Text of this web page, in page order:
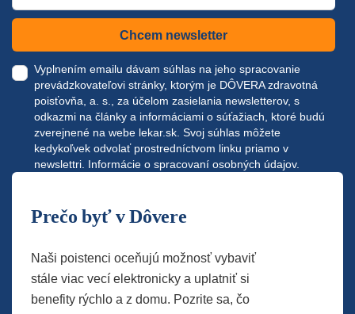
Chcem newsletter
Vyplnením emailu dávam súhlas na jeho spracovanie
prevádzkovateľovi stránky, ktorým je DÔVERA zdravotná
poisťovňa, a. s., za účelom zasielania newsletterov, s
odkazmi na články a informáciami o súťažiach, ktoré budú
zverejnené na webe lekar.sk. Svoj súhlas môžete
kedykoľvek odvolať prostredníctvom linku priamo v
newslettri. Informácie o spracovaní osobných údajov.
Prečo byť v Dôvere
Naši poistenci oceňujú možnosť vybaviť
stále viac vecí elektronicky a uplatniť si
benefity rýchlo a z domu. Pozrite sa, čo